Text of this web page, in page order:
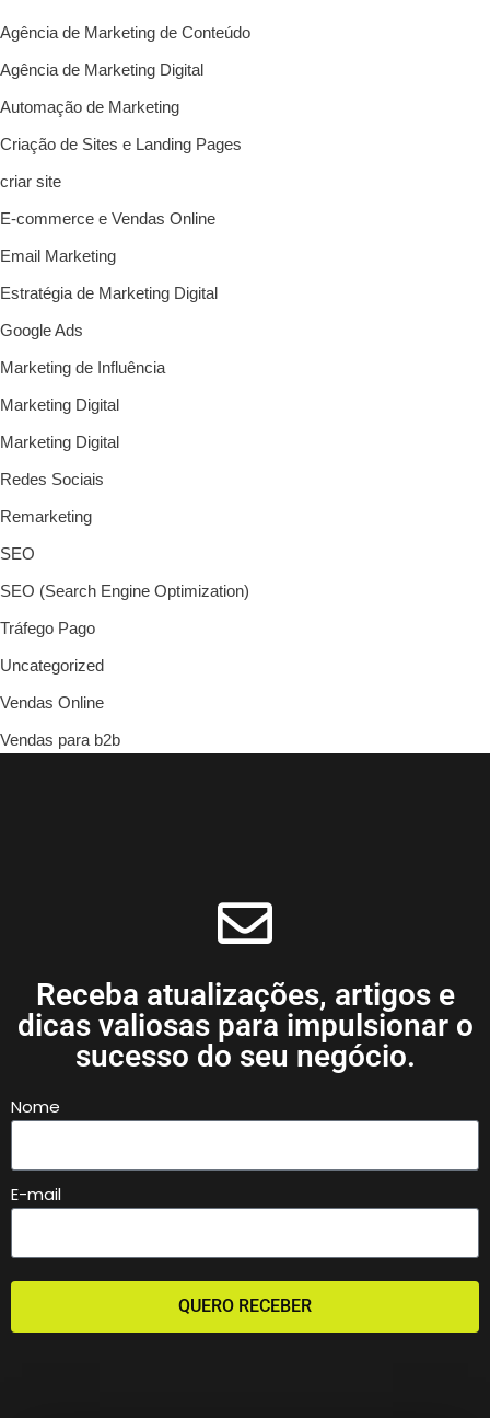
Agência de Marketing de Conteúdo
Agência de Marketing Digital
Automação de Marketing
Criação de Sites e Landing Pages
criar site
E-commerce e Vendas Online
Email Marketing
Estratégia de Marketing Digital
Google Ads
Marketing de Influência
Marketing Digital
Marketing Digital
Redes Sociais
Remarketing
SEO
SEO (Search Engine Optimization)
Tráfego Pago
Uncategorized
Vendas Online
Vendas para b2b
Receba atualizações, artigos e
dicas valiosas para impulsionar o
sucesso do seu negócio.
Nome
E-mail
QUERO RECEBER